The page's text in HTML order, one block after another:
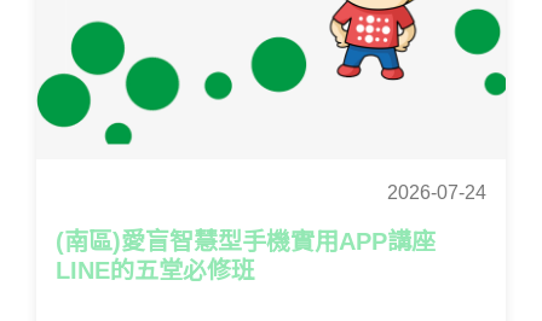
2026-07-24
(南區)愛盲智慧型手機實用APP講座
LINE的五堂必修班